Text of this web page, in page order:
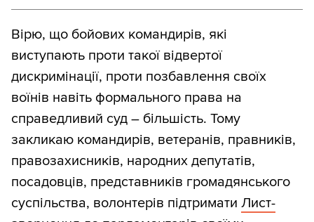
Вірю, що бойових командирів, які
виступають проти такої відвертої
дискримінації, проти позбавлення своїх
воїнів навіть формального права на
справедливий суд – більшість. Тому
закликаю командирів, ветеранів, правників,
правозахисників, народних депутатів,
посадовців, представників громадянського
суспільства, волонтерів підтримати Лист-